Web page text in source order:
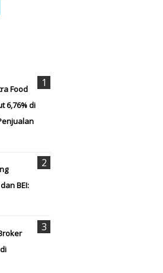
Food
6,76% di
BEI: